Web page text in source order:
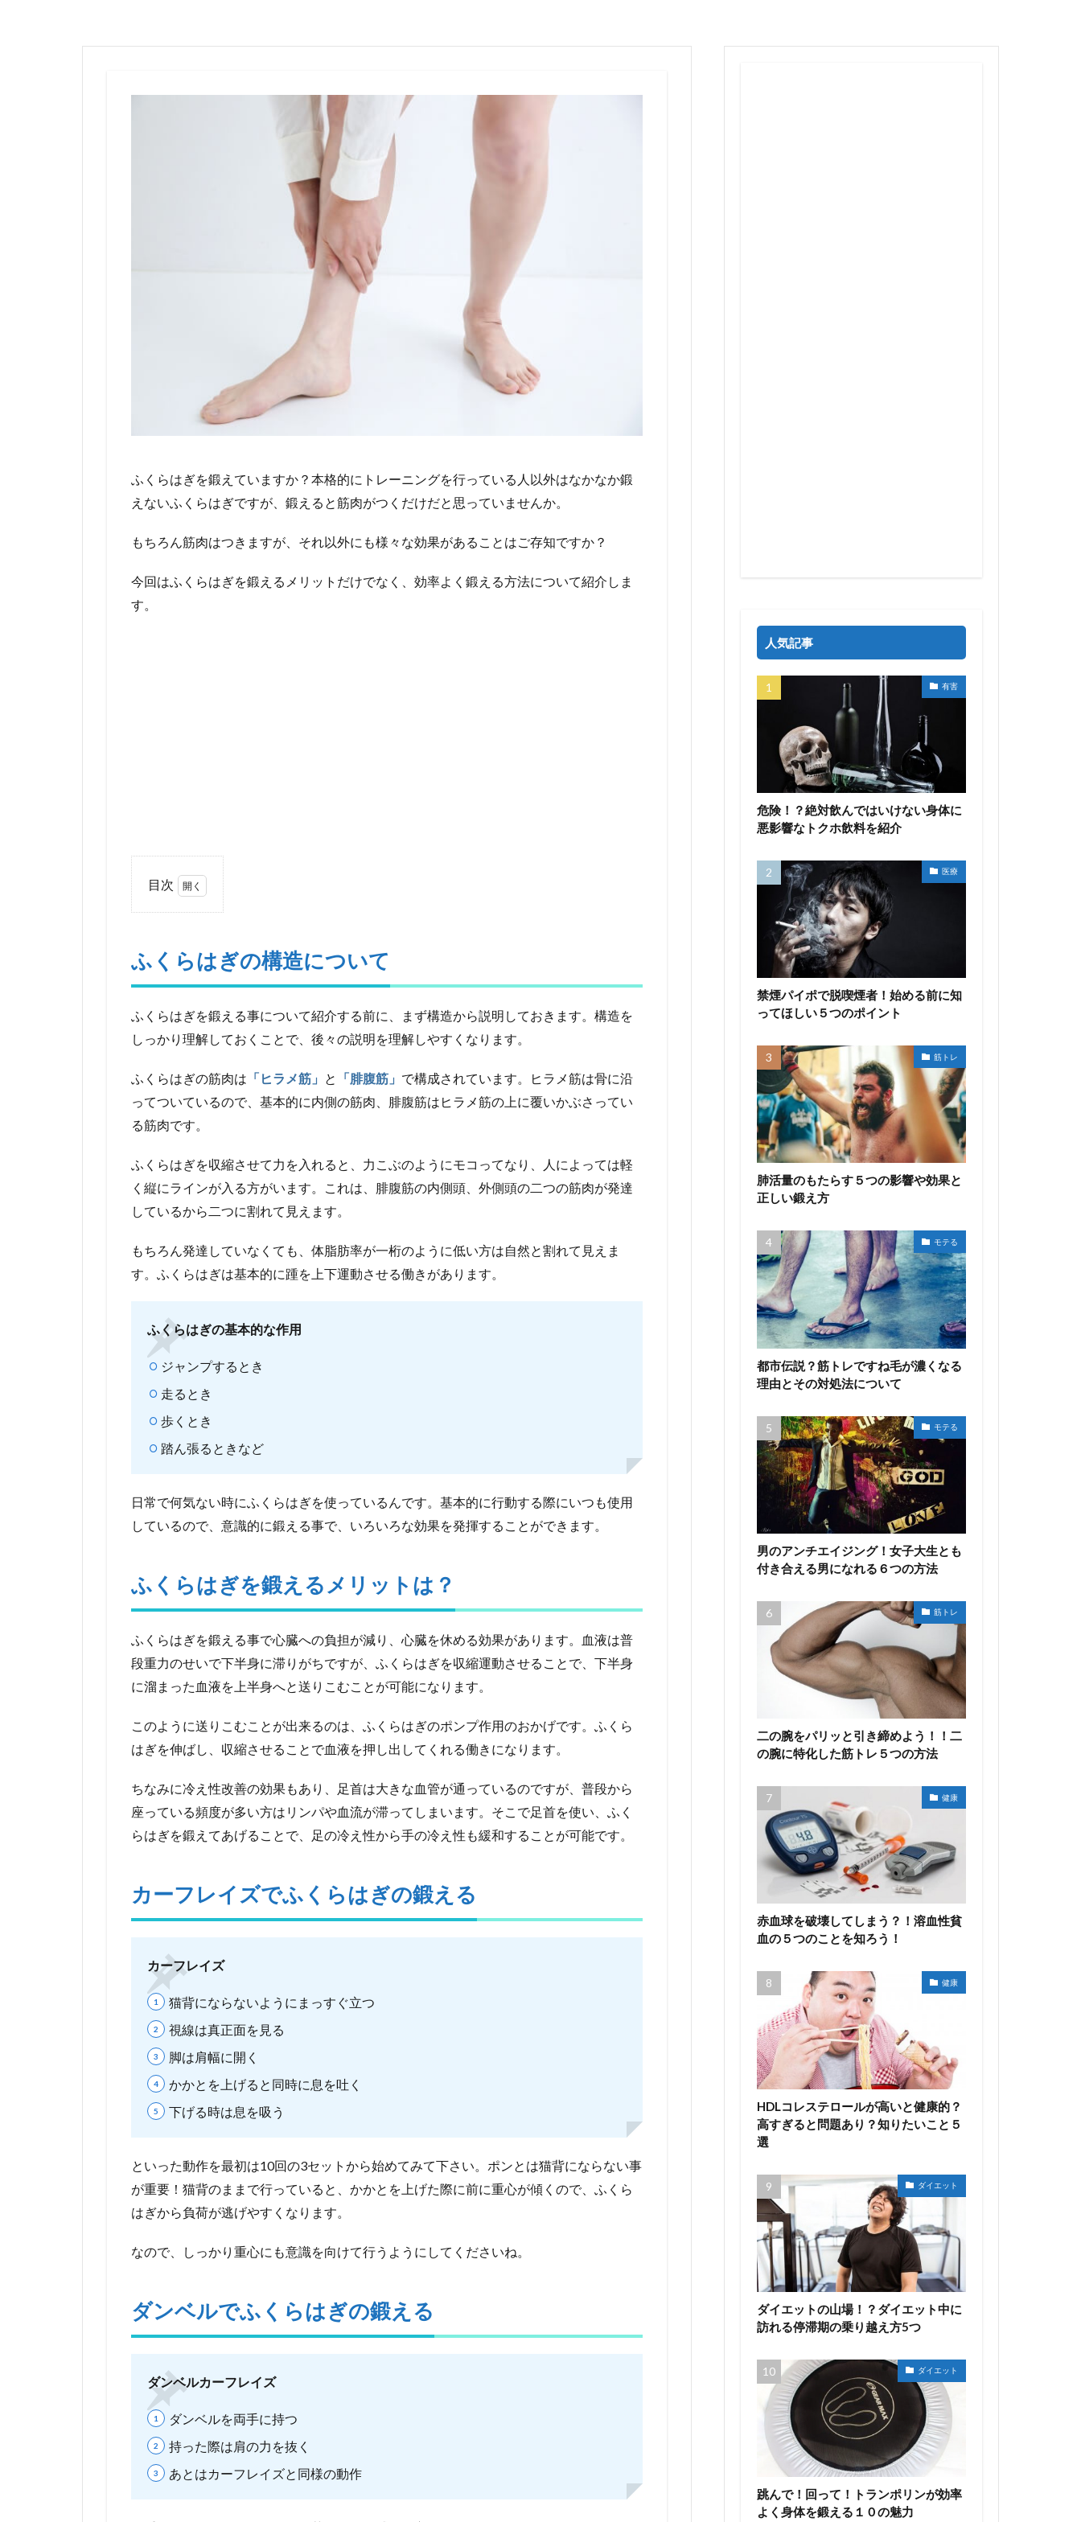
ふくらはぎを鍛えていますか？本格的にトレーニングを行っている人以外はなかなか鍛
えないふくらはぎですが、鍛えると筋肉がつくだけだと思っていませんか。
もちろん筋肉はつきますが、それ以外にも様々な効果があることはご存知ですか？
今回はふくらはぎを鍛えるメリットだけでなく、効率よく鍛える方法について紹介しま
す。
目次
ら
の
構
造
つ
い
て
ふく
らは
ぎを
鍛え
リッ
ト
は？
カ
ー
フ
レ
イ
で
ふ
ぎ
の
ン
ベ
で
く
ら
は
の
鍛
る
壁
を
使
ふ
く
ら
は
ぎ
を
鍛
え
る
ふくらはぎの構造について
ふくらはぎを鍛える事について紹介する前に、まず構造から説明しておきます。構造を
しっかり理解しておくことで、後々の説明を理解しやすくなります。
ふくらはぎの筋肉は 「ヒラメ筋」 と 「腓腹筋」 で構成されています。ヒラメ筋は骨に沿
ってついているので、基本的に内側の筋肉、腓腹筋はヒラメ筋の上に覆いかぶさってい
る筋肉です。
ふくらはぎを収縮させて力を入れると、力こぶのようにモコってなり、人によっては軽
く縦にラインが入る方がいます。これは、腓腹筋の内側頭、外側頭の二つの筋肉が発達
しているから二つに割れて見えます。
もちろん発達していなくても、体脂肪率が一桁のように低い方は自然と割れて見えま
す。ふくらはぎは基本的に踵を上下運動させる働きがあります。
ふくらはぎの基本的な作用
ジャンプするとき
走るとき
歩くとき
踏ん張るときなど
日常で何気ない時にふくらはぎを使っているんです。基本的に行動する際にいつも使用
しているので、意識的に鍛える事で、いろいろな効果を発揮することができます。
ふくらはぎを鍛えるメリットは？
ふくらはぎを鍛える事で心臓への負担が減り、心臓を休める効果があります。血液は普
段重力のせいで下半身に滞りがちですが、ふくらはぎを収縮運動させることで、下半身
に溜まった血液を上半身へと送りこむことが可能になります。
このように送りこむことが出来るのは、ふくらはぎのポンプ作用のおかげです。ふくら
はぎを伸ばし、収縮させることで血液を押し出してくれる働きになります。
ちなみに冷え性改善の効果もあり、足首は大きな血管が通っているのですが、普段から
座っている頻度が多い方はリンパや血流が滞ってしまいます。そこで足首を使い、ふく
らはぎを鍛えてあげることで、足の冷え性から手の冷え性も緩和することが可能です。
カーフレイズでふくらはぎの鍛える
カーフレイズ
猫背にならないようにまっすぐ立つ
視線は真正面を見る
脚は肩幅に開く
かかとを上げると同時に息を吐く
下げる時は息を吸う
といった動作を最初は10回の3セットから始めてみて下さい。ポンとは猫背にならない事
が重要！猫背のままで行っていると、かかとを上げた際に前に重心が傾くので、ふくら
はぎから負荷が逃げやすくなります。
なので、しっかり重心にも意識を向けて行うようにしてくださいね。
ダンベルでふくらはぎの鍛える
ダンベルカーフレイズ
ダンベルを両手に持つ
持った際は肩の力を抜く
あとはカーフレイズと同様の動作
人気記事
有害
危険！？絶対飲んではいけない身体に
悪影響なトクホ飲料を紹介
医療
禁煙パイポで脱喫煙者！始める前に知
ってほしい５つのポイント
筋トレ
肺活量のもたらす５つの影響や効果と
正しい鍛え方
モテる
都市伝説？筋トレですね毛が濃くなる
理由とその対処法について
モテる
男のアンチエイジング！女子大生とも
付き合える男になれる６つの方法
筋トレ
二の腕をパリッと引き締めよう！！二
の腕に特化した筋トレ５つの方法
健康
赤血球を破壊してしまう？！溶血性貧
血の５つのことを知ろう！
健康
HDLコレステロールが高いと健康的？
高すぎると問題あり？知りたいこと５
選
ダイエット
ダイエットの山場！？ダイエット中に
訪れる停滞期の乗り越え方5つ
ダイエット
跳んで！回って！トランポリンが効率
よく身体を鍛える１０の魅力